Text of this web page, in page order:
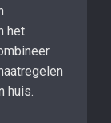
het
huis.